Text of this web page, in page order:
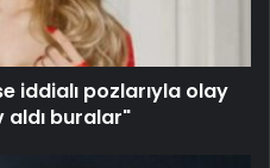
iddialı pozlarıyla olay
aldı buralar"